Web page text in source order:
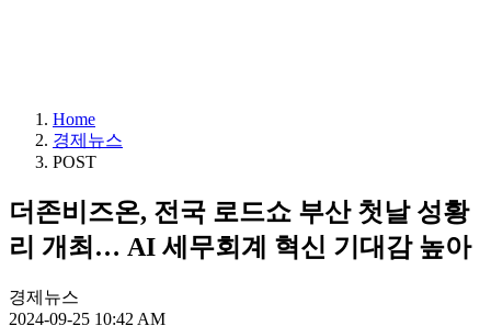
Home
경제뉴스
POST
더존비즈온, 전국 로드쇼 부산 첫날 성황
리 개최… AI 세무회계 혁신 기대감 높아
경제뉴스
2024-09-25 10:42 AM